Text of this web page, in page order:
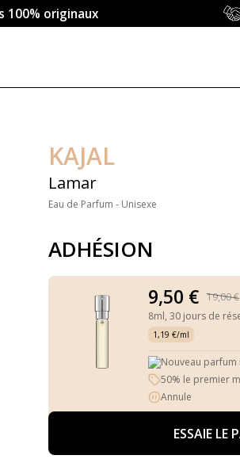
100% originaux
KAJAL
Lamar
Eau de Parfum - Unisexe
ADHÉSION
9,50 €
19,00 €
8ml, 30 jours de
1,19 €/ml
Nouveau parfum
50% le premier
Annule
ESSAIE LE